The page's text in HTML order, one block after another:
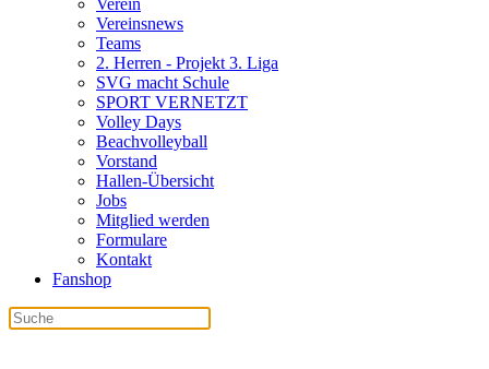
Verein
Vereinsnews
Teams
2. Herren - Projekt 3. Liga
SVG macht Schule
SPORT VERNETZT
Volley Days
Beachvolleyball
Vorstand
Hallen-Übersicht
Jobs
Mitglied werden
Formulare
Kontakt
Fanshop